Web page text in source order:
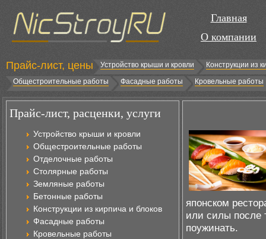
Главная
О компании
Прайс-лист, цены Устройство крыши и кровли
Конструкции из
Общестроительные работы
Фасадные работы Кровельные работы
Прайс-лист, расценки, услуги
Устройство крыши и кровли
Общестроительные работы
Отделочные работы
Столярные работы
Земляные работы
Бетонные работы
Конструкции из кирпича и блоков
Фасадные работы
Кровельные работы
японском
или силы после
поужинать.